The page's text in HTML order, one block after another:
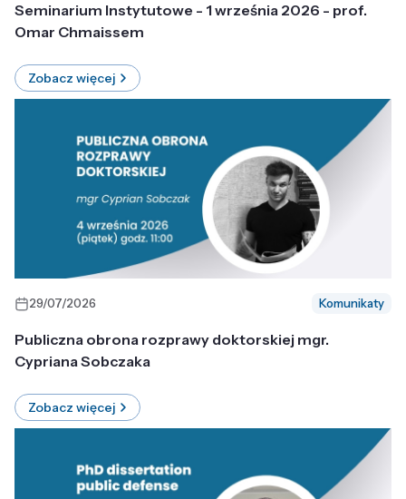
Seminarium Instytutowe - 1 września 2026 - prof.
Omar Chmaissem
Zobacz więcej
29/07/2026 Komunikaty
Publiczna obrona rozprawy doktorskiej mgr.
Cypriana Sobczaka
Zobacz więcej